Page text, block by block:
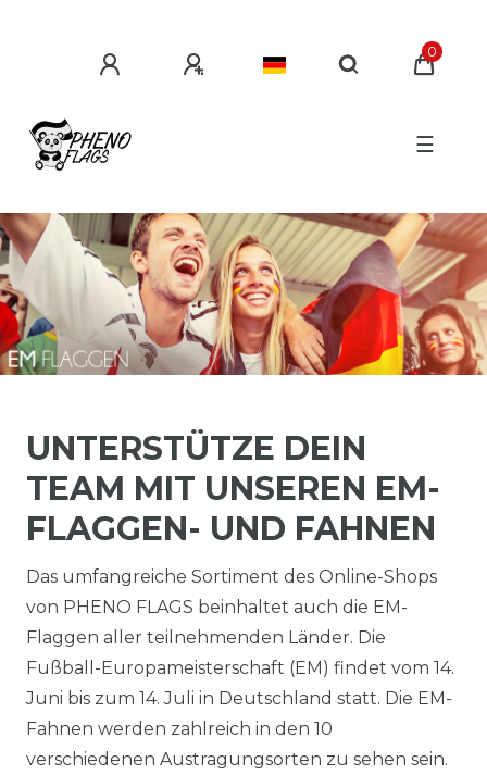
0
☰
UNTERSTÜTZE DEIN
TEAM MIT UNSEREN EM-
FLAGGEN- UND FAHNEN
Das umfangreiche Sortiment des Online-Shops
von PHENO FLAGS beinhaltet auch die EM-
Flaggen aller teilnehmenden Länder. Die
Fußball-Europameisterschaft (EM) findet vom 14.
Juni bis zum 14. Juli in Deutschland statt. Die EM-
Fahnen werden zahlreich in den 10
verschiedenen Austragungsorten zu sehen sein.